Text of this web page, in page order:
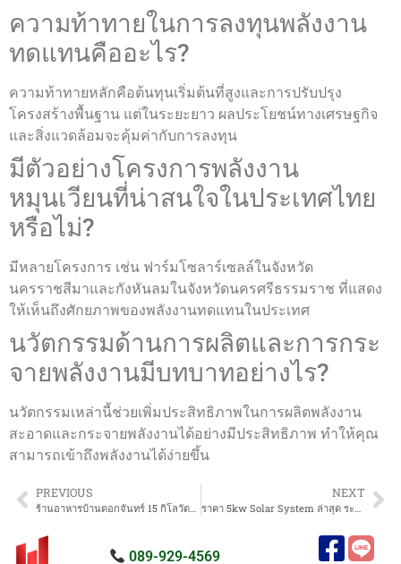
ความท้าทายในการลงทุนพลังงาน
ทดแทนคืออะไร?
ความท้าทายหลักคือต้นทุนเริ่มต้นที่สูงและการปรับปรุง
โครงสร้างพื้นฐาน แต่ในระยะยาว ผลประโยชน์ทางเศรษฐกิจ
และสิ่งแวดล้อมจะคุ้มค่ากับการลงทุน
มีตัวอย่างโครงการพลังงาน
หมุนเวียนที่น่าสนใจในประเทศไทย
หรือไม่?
มีหลายโครงการ เช่น ฟาร์มโซลาร์เซลล์ในจังหวัด
นครราชสีมาและกังหันลมในจังหวัดนครศรีธรรมราช ที่แสดง
ให้เห็นถึงศักยภาพของพลังงานทดแทนในประเทศ
นวัตกรรมด้านการผลิตและการกระ
จายพลังงานมีบทบาทอย่างไร?
นวัตกรรมเหล่านี้ช่วยเพิ่มประสิทธิภาพในการผลิตพลังงาน
สะอาดและกระจายพลังงานได้อย่างมีประสิทธิภาพ ทำให้คุณ
สามารถเข้าถึงพลังงานได้ง่ายขึ้น
PREVIOUS NEXT
089-929-4569